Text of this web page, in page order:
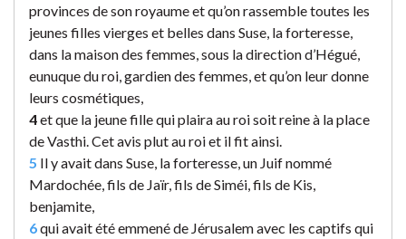
provinces de son royaume et qu’on rassemble toutes les
jeunes filles vierges et belles dans Suse, la forteresse,
dans la maison des femmes, sous la direction d’Hégué,
eunuque du roi, gardien des femmes, et qu’on leur donne
leurs cosmétiques,
4et que la jeune fille qui plaira au roi soit reine à la place
de Vasthi. Cet avis plut au roi et il fit ainsi.
5 Il y avait dans Suse, la forteresse, un Juif nommé
Mardochée, fils de Jaïr, fils de Siméi, fils de Kis,
benjamite,
6qui avait été emmené de Jérusalem avec les captifs qui